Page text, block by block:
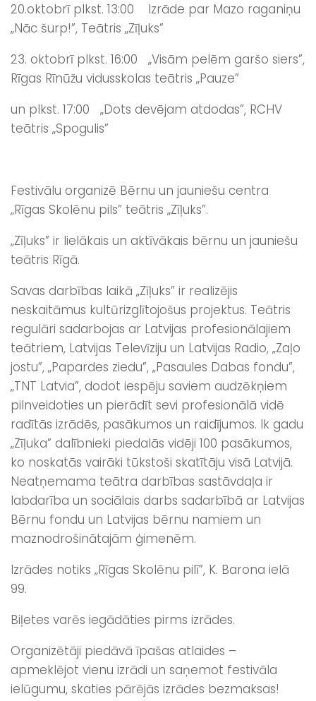
20.oktobrī plkst. 13:00 Izrāde par Mazo raganiņu
„Nāc šurp!”, Teātris „Zīļuks”
23. oktobrī plkst. 16:00 „Visām pelēm garšo siers”,
Rīgas Rīnūžu vidusskolas teātris „Pauze”
un plkst. 17:00 „Dots devējam atdodas”, RCHV
teātris „Spogulis”
Festivālu organizē Bērnu un jauniešu centra
„Rīgas Skolēnu pils” teātris „Zīļuks”.
„Zīļuks” ir lielākais un aktīvākais bērnu un jauniešu
teātris Rīgā.
Savas darbības laikā „Zīļuks” ir realizējis
neskaitāmus kultūrizglītojošus projektus. Teātris
regulāri sadarbojas ar Latvijas profesionālajiem
teātriem, Latvijas Televīziju un Latvijas Radio, „Zaļo
jostu”, „Papardes ziedu”, „Pasaules Dabas fondu”,
„TNT Latvia”, dodot iespēju saviem audzēkņiem
pilnveidoties un pierādīt sevi profesionālā vidē
radītās izrādēs, pasākumos un raidījumos. Ik gadu
„Zīļuka” dalībnieki piedalās vidēji 100 pasākumos,
ko noskatās vairāki tūkstoši skatītāju visā Latvijā.
Neatņemama teātra darbības sastāvdaļa ir
labdarība un sociālais darbs sadarbībā ar Latvijas
Bērnu fondu un Latvijas bērnu namiem un
maznodrošinātajām ģimenēm.
Izrādes notiks „Rīgas Skolēnu pilī”, K. Barona ielā
99.
Biļetes varēs iegādāties pirms izrādes.
Organizētāji piedāvā īpašas atlaides –
apmeklējot vienu izrādi un saņemot festivāla
ielūgumu, skaties pārējās izrādes bezmaksas!